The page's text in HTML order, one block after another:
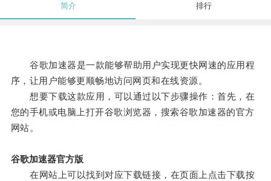
简介 排行
谷歌加速器是一款能够帮助用户实现更快网速的应用程
序，让用户能够更顺畅地访问网页和在线资源。
想要下载这款应用，可以通过以下步骤操作：首先，在
您的手机或电脑上打开谷歌浏览器，搜索谷歌加速器的官方
网站。
谷歌加速器官方版
在网站上可以找到对应下载链接，在页面上点击下载按